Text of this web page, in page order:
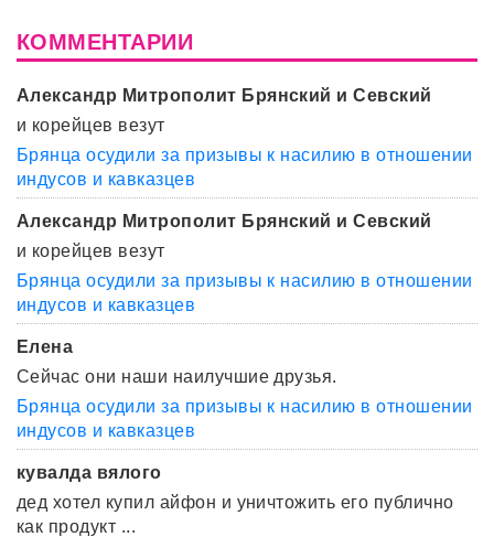
КОММЕНТАРИИ
Александр Митрополит Брянский и Севский
и корейцев везут
Брянца осудили за призывы к насилию в отношении
индусов и кавказцев
Александр Митрополит Брянский и Севский
и корейцев везут
Брянца осудили за призывы к насилию в отношении
индусов и кавказцев
Елена
Сейчас они наши наилучшие друзья.
Брянца осудили за призывы к насилию в отношении
индусов и кавказцев
кувалда вялого
дед хотел купил айфон и уничтожить его публично
как продукт ...